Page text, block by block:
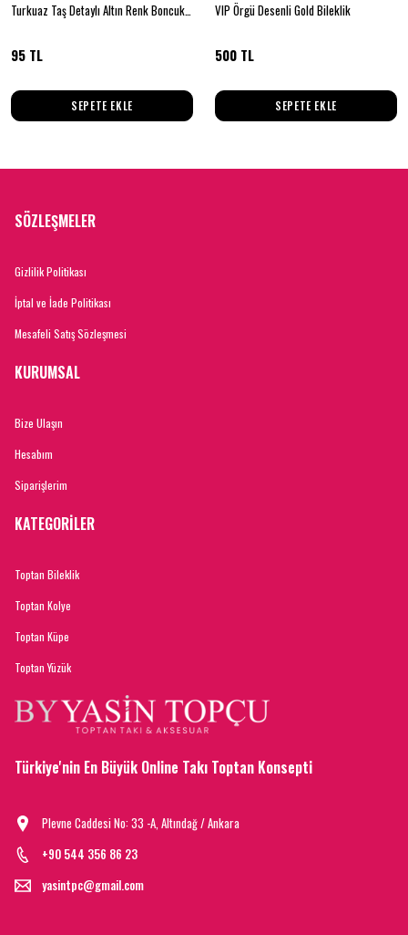
Turkuaz Taş Detaylı Altın Renk Boncuklu Ayarlanabilir Bileklik
95 TL
SEPETE EKLE
VIP Örgü Desenli Gold Bileklik
500 TL
SEPETE EKLE
SÖZLEŞMELER
Gizlilik Politikası
İptal ve İade Politikası
Mesafeli Satış Sözleşmesi
KURUMSAL
Bize Ulaşın
Hesabım
Siparişlerim
KATEGORİLER
Toptan Bileklik
Toptan Kolye
Toptan Küpe
Toptan Yüzük
Türkiye'nin En Büyük Online Takı Toptan Konsepti
Plevne Caddesi No: 33 -A, Altındağ / Ankara
+90 544 356 86 23
yasintpc@gmail.com